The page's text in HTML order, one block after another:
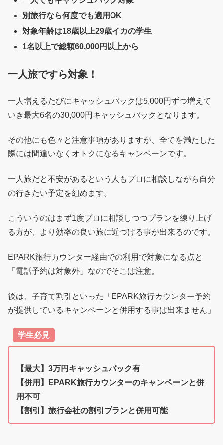
別旅行なら何度でも適用OK
対象年齢は18歳以上29歳イカの学生
1名以上で総額60,000円以上から
一人旅ですら対象！
一人増えるたびにキャッシュバックは5,000円ずつ増えて
いき最大6名の30,000円キャッシュバックとなります。
その他にも色々と注意事項がありますが、全てを満たした
際には間違いなくオトクになるキャンペーンです。
一人旅だと不安があるという人もプロに相談しながら自分
の行きたい予定を組めます。
こういうのはまず1度プロに相談しつつプランを練り上げ
る方が、より効率の良い旅に近づける事が出来るのです。
EPARK旅行カウンター経由での利用で対象になる点と
「電話予約は対象外」なのでそこは注意。
後は、子育て割引といった「EPARK旅行カウンター予約
が提供しているキャンペーンと併用する事は出来ません」
学生必見
【最大】3万円キャッシュバック有
【併用】EPARK旅行カウンターのキャンペーンと併
用不可
【割引】旅行会社の割引プランと併用可能